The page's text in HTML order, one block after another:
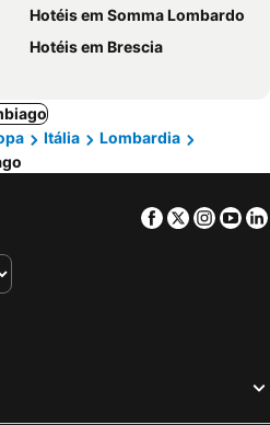
Hotéis em Somma Lombardo
Hotéis em Brescia
Itália
Lombardia
Facebook
Twitter